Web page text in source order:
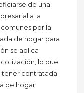
de una
a la
por la
de hogar para
se aplica
lo que
tener contratada
de hogar.